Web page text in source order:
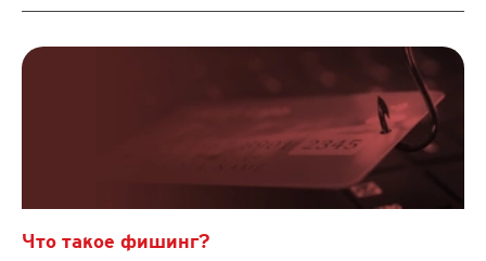
Что такое фишинг?